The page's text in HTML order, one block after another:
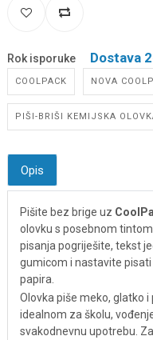
Rok isporuke Dostava
COOLPACK NOVA
PIŠI-BRIŠI KEMIJSKA
Opis
Pišite bez brige uz
olovku s posebnom
pisanja pogriješite, tekst
gumicom i nastavite
papira.
Olovka piše meko, glatko
idealnom za školu,
svakodnevnu upotrebu.